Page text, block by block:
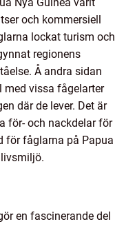
och kommersiell
lockat turism och
regionens
Å andra sidan
med vissa fågelarter
där de lever. Det är
för- och nackdelar för
för fåglarna på Papua
en fascinerande del